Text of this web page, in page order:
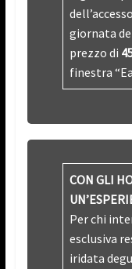
giornata
prezzo di
finestra
CON GLI
Per chi
esclusiva
iridata